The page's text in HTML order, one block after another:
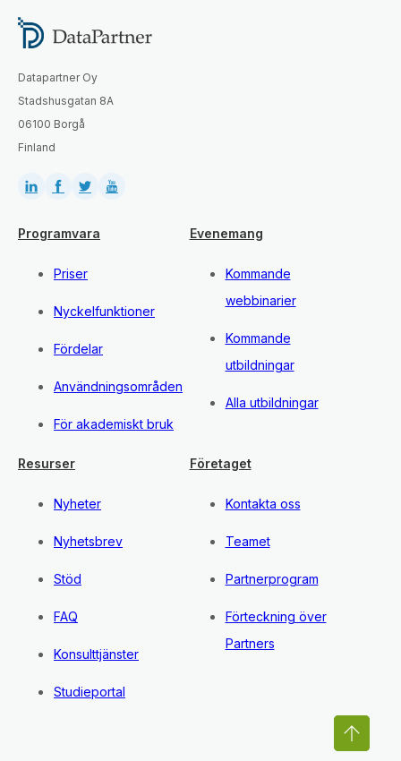
Datapartner Oy
Stadshusgatan 8A
06100 Borgå
Finland
Programvara
Priser
Nyckelfunktioner
Fördelar
Användningsområden
För akademiskt bruk
Evenemang
Kommande
webbinarier
Kommande
utbildningar
Alla utbildningar
Resurser
Nyheter
Nyhetsbrev
Stöd
FAQ
Konsulttjänster
Studieportal
Företaget
Kontakta oss
Teamet
Partnerprogram
Förteckning över
Partners